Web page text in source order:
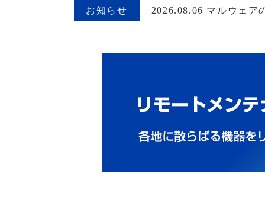
お知らせ 2026.08.06 マルウェア